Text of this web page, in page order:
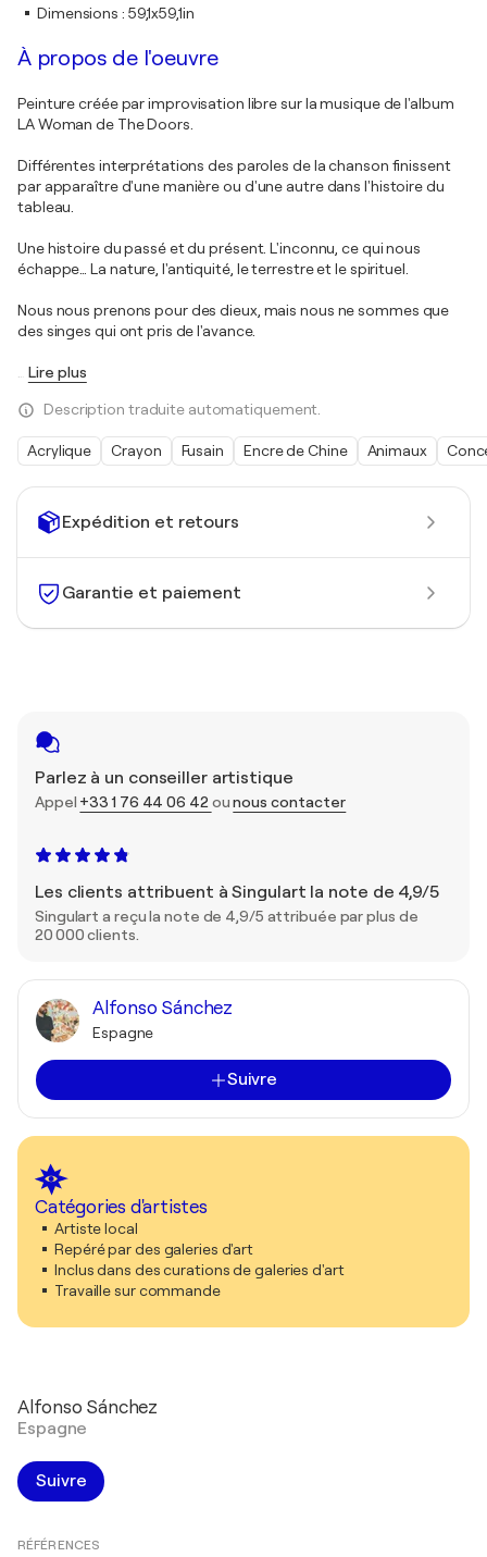
Expédition et retours
Garantie et paiement
Parlez à un conseiller artistique
Appel +33 1 76 44 06 42ounous contacter
Les clients attribuent à Singulart la note de 4,9/5
Singulart a reçu la note de 4,9/5 attribuée par plus de
20 000 clients.
Alfonso Sánchez
Espagne
Suivre
Catégories d'artistes
Artiste local
Repéré par des galeries d'art
Inclus dans des curations de galeries d'art
Travaille sur commande
Dimensions : 59,1x59,1in
À propos de l'oeuvre
Peinture créée par improvisation libre sur la musique de l'album
LA Woman de The Doors.
Différentes interprétations des paroles de la chanson finissent
par apparaître d'une manière ou d'une autre dans l'histoire du
tableau.
Une histoire du passé et du présent. L'inconnu, ce qui nous
échappe… La nature, l'antiquité, le terrestre et le spirituel.
Nous nous prenons pour des dieux, mais nous ne sommes que
des singes qui ont pris de l'avance.
… Lire plus
Description traduite automatiquement.
Acrylique Crayon Fusain Encre de Chine Animaux
Alfonso Sánchez
Espagne
Suivre
RÉFÉRENCES